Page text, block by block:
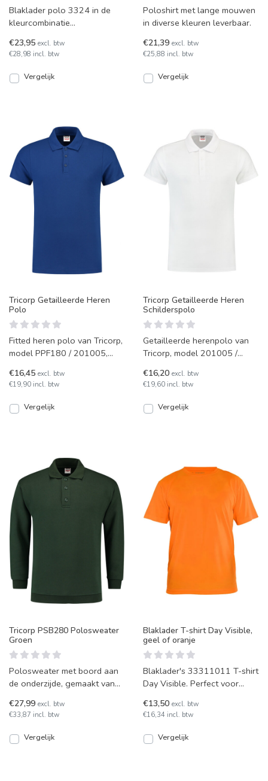
Blaklader polo 3324 in de
kleurcombinatie
bijzonder geschikt voor
schilders
€23,95 excl. btw
€28,98 incl. btw
Vergelijk
Poloshirt met lange mouwen
in diverse kleuren leverbaar.
€21,39 excl. btw
€25,88 incl. btw
Vergelijk
Tricorp Getailleerde Heren
Polo
Fitted heren polo van Tricorp,
model PPF180 / 201005,
verschillende kle
€16,45 excl. btw
€19,90 incl. btw
Vergelijk
Tricorp Getailleerde Heren
Schilderspolo
Getailleerde herenpolo van
Tricorp, model 201005 /
heeft een eigentijdse pas
€16,20 excl. btw
€19,60 incl. btw
Vergelijk
Tricorp PSB280 Polosweater
Groen
Polosweater met boord aan
de onderzijde, gemaakt van
hoge kwaliteit. Tricor
€27,99 excl. btw
€33,87 incl. btw
Vergelijk
Blaklader T-shirt Day Visible,
geel of oranje
Blaklader's 33311011 T-shirt
Day Visible. Perfect voor
voor bij het wa
€13,50 excl. btw
€16,34 incl. btw
Vergelijk